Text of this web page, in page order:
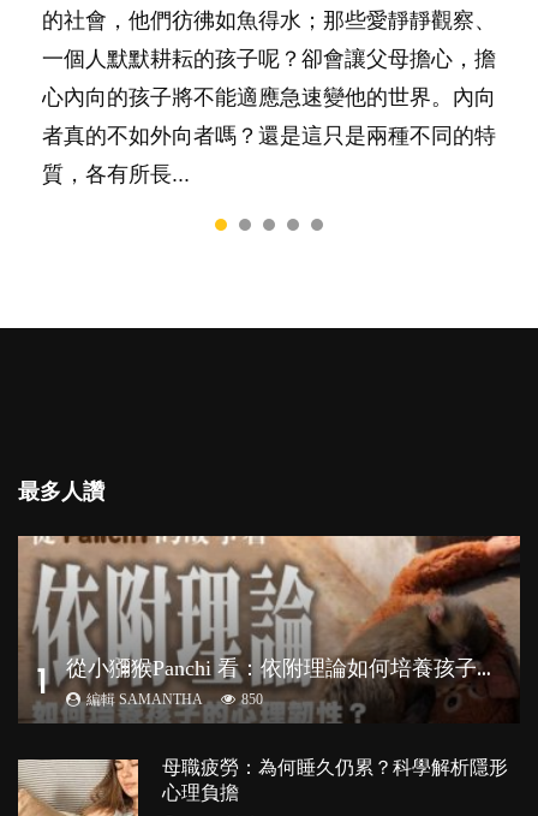
的社會，他們彷彿如魚得水；那些愛靜靜觀察、
一個人默默耕耘的孩子呢？卻會讓父母擔心，擔
心內向的孩子將不能適應急速變他的世界。內向
者真的不如外向者嗎？還是這只是兩種不同的特
質，各有所長...
非？聽聽專家怎樣說，解開語言學習的迷思～...
一，還是魚與熊掌，不能兼得？...
要陪玩製造親子時間，尚要處理家中雜項要
務……當父母的，有千百個任務要做。可惜，有
一樣重要至極的，總被遺漏——關注自己的情緒
和心理健康。...
料？ 經營婚姻，不如我們想像的簡單，卻也不
是大家說得那麼難。一起來認識婚姻的真相！...
最多人讚
1 從
小獼猴Panchi 看：依附理論如何培養孩子心理韌性？
編輯 SAMANTHA 850
母職疲勞：為何睡久仍累？科學解析隱形
心理負擔